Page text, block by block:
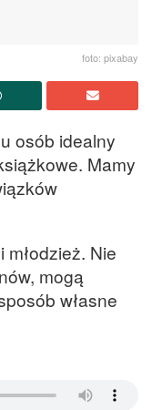
foto: pixabay
osób idealny
Mamy
Nie
mogą
własne